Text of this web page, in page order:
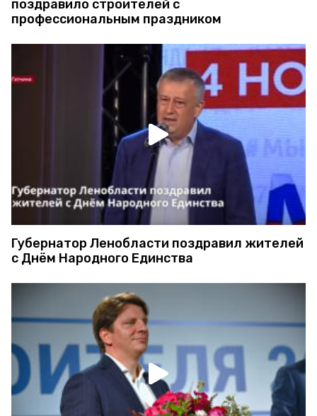
поздравило строителей с
профессиональным праздником
Губернатор Ленобласти поздравил жителей
с Днём Народного Единства